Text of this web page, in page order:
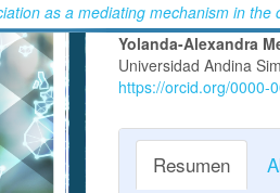
as a mediating mechanism in
Contenido
principal
del
artículo
Yolanda-Alexandra
Universidad Andina
https://orcid.org/0000-
Resumen